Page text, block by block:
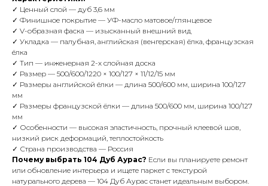
✓ Ценный слой — дуб 3,6 мм
✓ Финишное покрытие — УФ-масло матовое/глянцевое
✓ V-образная фаска — изысканный внешний вид
✓ Укладка — палубная, английская (венгерская) ёлка, французская
ёлка
✓ Тип — инженерная 2-х слойная доска
✓ Размер — 500/600/1220 × 100/127 × 11/12/15 мм
✓ Размеры английской ёлки — длина 500/600 мм, ширина 100/127
мм
✓ Размеры французской ёлки — длина 500/600 мм, ширина 100/127
мм
✓ Особенности — высокая эластичность, прочный клеевой шов,
низкий риск деформаций, теплостойкость
✓ Страна производства — Россия
Почему выбрать 104 Дуб Аурас? Если вы планируете ремонт
или обновление интерьера и ищете паркет с текстурой
натурального дерева — 104 Дуб Аурас станет идеальным выбором.